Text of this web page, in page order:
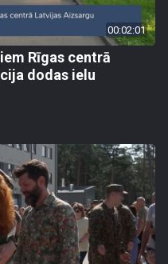
00:02:01
Rīgas centrā
dodas ielu